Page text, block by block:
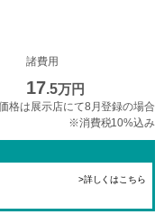
諸費用
17.5万円
格は展示店にて8月登録の場合
※消費税10%込み
>詳しくはこちら